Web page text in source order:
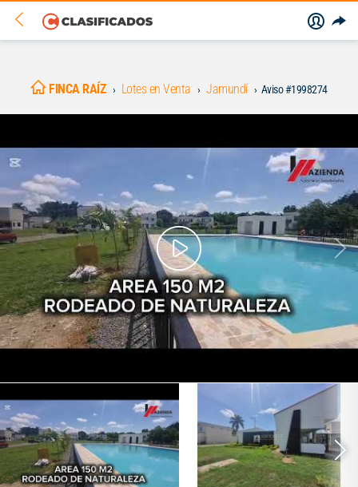
FINCA RAÍZ Lotes en Venta Jamundí Aviso #1998274